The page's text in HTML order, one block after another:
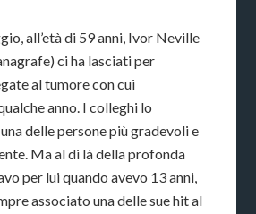
all’età di 59 anni, Ivor Neville
ci ha lasciati per
al tumore con cui
anno. I colleghi lo
delle persone più gradevoli e
Ma al di là della profonda
per lui quando avevo 13 anni,
associato una delle sue hit al